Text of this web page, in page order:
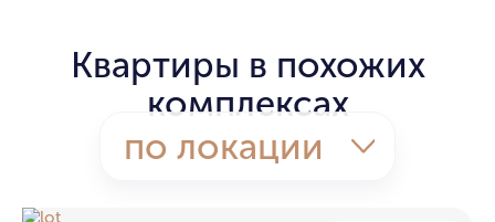
Квартиры в похожих
комплексах
по локации